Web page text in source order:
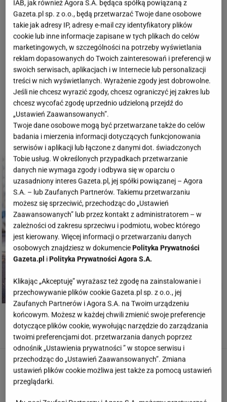
wplatając w to wszystko tak charakterystyczne dla
swojego stylu rosyjskie akcenty. Ulyana uwielbia
długość midi, kwiatowe wzory i kolory. Intryguje i
wzbudza zachwyt. Inspirowane jej stylem
stworzyłyśmy więc trzy zestawy, które doskonale
sprawdzą się tej wiosny. Który z nich podoba Wam
się najbardziej?
1 z 3
Retro look Ulyany Sergeenko mat. prasowe
Kwiaty
Rozkloszowana, barwna sukienka w stylu lat 50.
IAB, jak również Agora S.A. będąca spółką powiązaną z
Gazeta.pl sp. z o.o., będą przetwarzać Twoje dane osobowe
takie jak adresy IP, adresy e-mail czy identyfikatory plików
cookie lub inne informacje zapisane w tych plikach do celów
marketingowych, w szczególności na potrzeby wyświetlania
reklam dopasowanych do Twoich zainteresowań i preferencji w
swoich serwisach, aplikacjach i w Internecie lub personalizacji
treści w nich wyświetlanych. Wyrażenie zgody jest dobrowolne.
Jeśli nie chcesz wyrazić zgody, chcesz ograniczyć jej zakres lub
chcesz wycofać zgodę uprzednio udzieloną przejdź do
„Ustawień Zaawansowanych”.
Twoje dane osobowe mogą być przetwarzane także do celów
badania i mierzenia informacji dotyczących funkcjonowania
serwisów i aplikacji lub łączone z danymi dot. świadczonych
Tobie usług. W określonych przypadkach przetwarzanie
danych nie wymaga zgody i odbywa się w oparciu o
uzasadniony interes Gazeta.pl, jej spółki powiązanej – Agora
S.A. – lub Zaufanych Partnerów. Takiemu przetwarzaniu
możesz się sprzeciwić, przechodząc do „Ustawień
Zaawansowanych” lub przez kontakt z administratorem – w
zależności od zakresu sprzeciwu i podmiotu, wobec którego
jest kierowany. Więcej informacji o przetwarzaniu danych
osobowych znajdziesz w dokumenciePolityka Prywatności
Gazeta.pl iPolityka Prywatności Agora S.A.
Klikając „Akceptuję” wyrażasz też zgodę na zainstalowanie i
przechowywanie plików cookie Gazeta.pl sp. z o.o., jej
Zaufanych Partnerów i Agora S.A. na Twoim urządzeniu
końcowym. Możesz w każdej chwili zmienić swoje preferencje
dotyczące plików cookie, wywołując narzędzie do zarządzania
twoimi preferencjami dot. przetwarzania danych poprzez
odnośnik „Ustawienia prywatności ” w stopce serwisu i
przechodząc do „Ustawień Zaawansowanych”. Zmiana
ustawień plików cookie możliwa jest także za pomocą ustawień
przeglądarki.